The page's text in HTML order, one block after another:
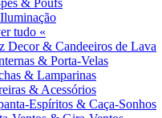
& Poufs
tudo «
Decor & Candeeiros de Lava
& Porta-Velas
& Lamparinas
& Acessórios
Espíritos & Caça-Sonhos